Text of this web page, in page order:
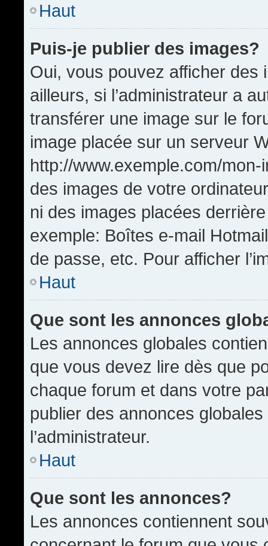
Haut
Puis-je publier des images?
Oui, vous pouvez afficher
ailleurs, si l’administrateur a
transférer une image sur le
image placée sur un serveur
http://www.exemple.com/
des images de votre
ni des images placées
exemple: Boîtes e-mail
de passe, etc. Pour afficher
Haut
Que sont les annonces
Les annonces globales
que vous devez lire dès que
chaque forum et dans votre
publier des annonces
l’administrateur.
Haut
Que sont les annonces?
Les annonces contiennent